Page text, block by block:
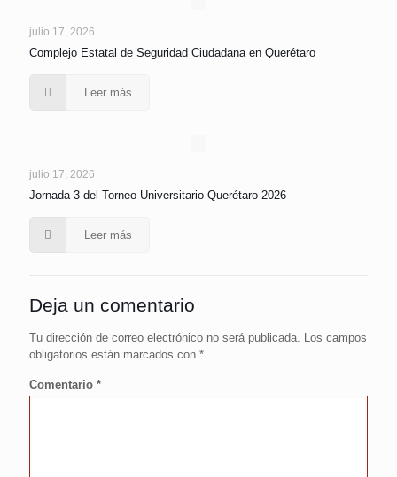
julio 17, 2026
Complejo Estatal de Seguridad Ciudadana en Querétaro
Leer más
julio 17, 2026
Jornada 3 del Torneo Universitario Querétaro 2026
Leer más
Deja un comentario
Tu dirección de correo electrónico no será publicada. Los campos
obligatorios están marcados con *
Comentario *